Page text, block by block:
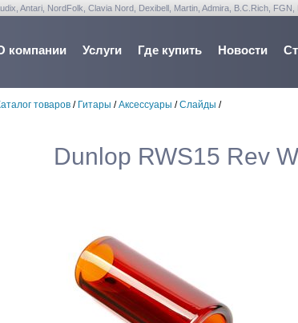
Antari, NordFolk, Clavia Nord, Dexibell, Martin, Admira, B.C.Rich, FGN,
компании Услуги Где купить Новости
товаров / Гитары /Аксессуары /Слайды /
Dunlop RWS15 Rev